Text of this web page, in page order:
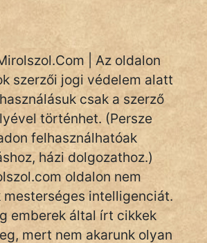
| Az oldalon
szerzői jogi védelem alatt
csak a szerző
történhet. (Persze
felhasználhatóak
házi dolgozathoz.)
oldalon nem
mesterséges intelligenciát.
emberek által írt cikkek
mert nem akarunk olyan